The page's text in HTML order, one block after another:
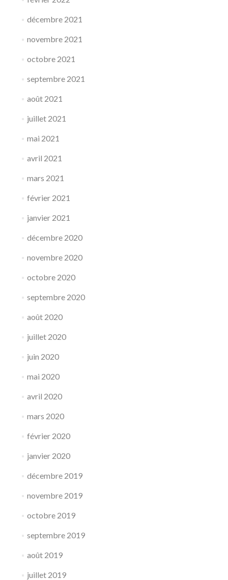
décembre 2021
novembre 2021
octobre 2021
septembre 2021
août 2021
juillet 2021
mai 2021
avril 2021
mars 2021
février 2021
janvier 2021
décembre 2020
novembre 2020
octobre 2020
septembre 2020
août 2020
juillet 2020
juin 2020
mai 2020
avril 2020
mars 2020
février 2020
janvier 2020
décembre 2019
novembre 2019
octobre 2019
septembre 2019
août 2019
juillet 2019